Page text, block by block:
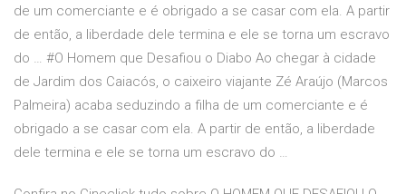
de um comerciante e é obrigado a se casar com ela. A partir
de então, a liberdade dele termina e ele se torna um escravo
do … #O Homem que Desafiou o Diabo Ao chegar à cidade
de Jardim dos Caiacós, o caixeiro viajante Zé Araújo (Marcos
Palmeira) acaba seduzindo a filha de um comerciante e é
obrigado a se casar com ela. A partir de então, a liberdade
dele termina e ele se torna um escravo do …